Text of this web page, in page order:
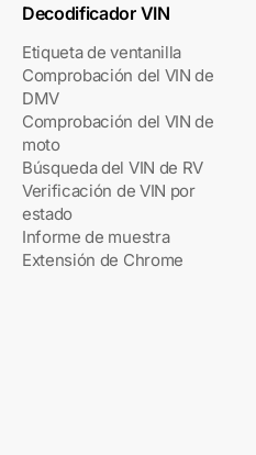
Decodificador VIN
Etiqueta de ventanilla
Comprobación del VIN de
DMV
Comprobación del VIN de
moto
Búsqueda del VIN de RV
Verificación de VIN por
estado
Informe de muestra
Extensión de Chrome